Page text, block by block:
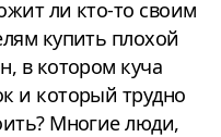
ли кто-то своим
купить плохой
в котором куча
и который трудно
Многие люди,